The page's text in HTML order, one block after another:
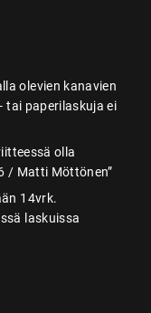
olevien kanavien
tai paperilaskuja ei
olla
/ Matti Möttönen”
14vrk.
laskuissa